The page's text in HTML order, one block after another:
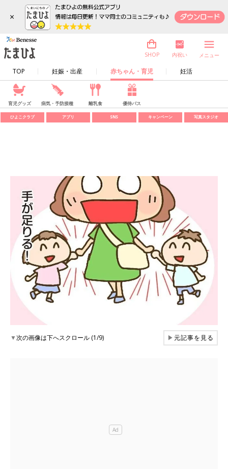
×
TOP 妊娠・出産 赤ちゃん・育児 妊活
SHOP 内祝い メニュー
育児グッズ 病気・予防接種 離乳食 優待パス
ひよこクラブ アプリ SNS キャンペーン 写真スタジオ
▼次の画像は下へスクロール (1/9) ▶元記事を見る